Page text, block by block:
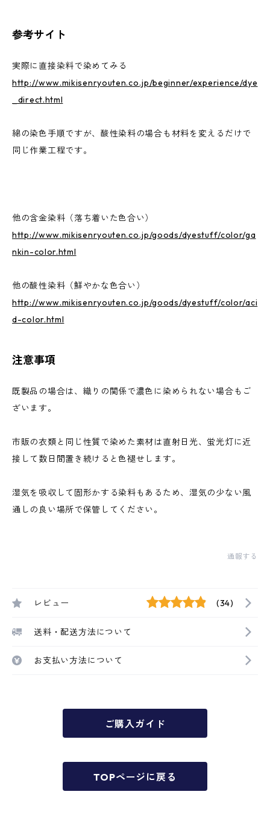
参考サイト
実際に直接染料で染めてみる
http://www.mikisenryouten.co.jp/beginner/experience/dye
_direct.html
綿の染色手順ですが、酸性染料の場合も材料を変えるだけで
同じ作業工程です。
他の含金染料（落ち着いた色合い）
http://www.mikisenryouten.co.jp/goods/dyestuff/color/ga
nkin-color.html
他の酸性染料（鮮やかな色合い）
http://www.mikisenryouten.co.jp/goods/dyestuff/color/aci
d-color.html
注意事項
既製品の場合は、織りの関係で濃色に染められない場合もご
ざいます。
市販の衣類と同じ性質で染めた素材は直射日光、蛍光灯に近
接して数日間置き続けると色褪せします。
湿気を吸収して固形かする染料もあるため、湿気の少ない風
通しの良い場所で保管してください。
通報する
レビュー (34)
送料・配送方法について
お支払い方法について
ご購入ガイド
TOPページに戻る